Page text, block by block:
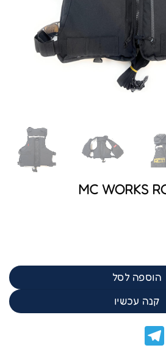
MC WORKS
הוספה לסל
קנה עכשיו
Messenger